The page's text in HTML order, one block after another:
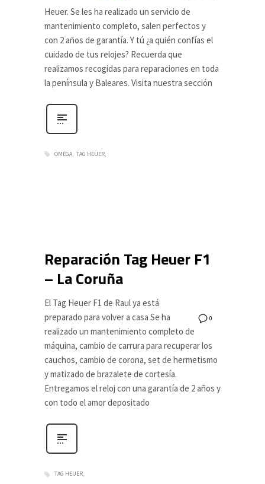
Heuer. Se les ha realizado un servicio de
mantenimiento completo, salen perfectos y
con 2 años de garantía. Y tú ¿a quién confías el
cuidado de tus relojes? Recuerda que
realizamos recogidas para reparaciones en toda
la península y Baleares. Visita nuestra sección
OMEGA TAG HEUER
Reparación Tag Heuer F1
– La Coruña
0
El Tag Heuer F1 de Raul ya está
preparado para volver a casa Se ha
realizado un mantenimiento completo de
máquina, cambio de carrura para recuperar los
cauchos, cambio de corona, set de hermetismo
y matizado de brazalete de cortesía.
Entregamos el reloj con una garantía de 2 años y
con todo el amor depositado
TAG HEUER